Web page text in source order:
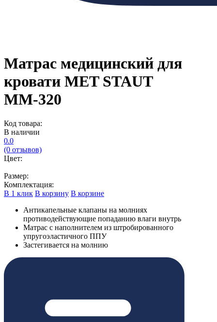
Матрас медицинский для
кровати MET STAUT
ММ-320
Код товара:
В наличии
0.0
(0 отзывов)
Цвет:
Размер:
Комплектация:
В 1 клик В корзину В корзине
Антикапельные клапаны на молниях
противодействующие попаданию влаги внутрь
Матрас с наполнителем из штробированного
упругоэластичного ППУ
Застегивается на молнию